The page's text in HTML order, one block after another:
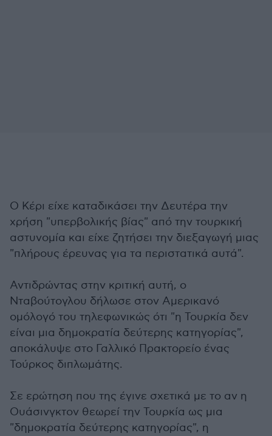
Ο Κέρι είχε καταδικάσει την Δευτέρα την
χρήση "υπερβολικής βίας" από την τουρκική
αστυνομία και είχε ζητήσει την διεξαγωγή μιας
"πλήρους έρευνας για τα περιστατικά αυτά".
Αντιδρώντας στην κριτική αυτή, ο
Νταβούτογλου δήλωσε στον Αμερικανό
ομόλογό του τηλεφωνικώς ότι "η Τουρκία δεν
είναι μια δημοκρατία δεύτερης κατηγορίας",
αποκάλυψε στο Γαλλικό Πρακτορείο ένας
Τούρκος διπλωμάτης.
Σε ερώτηση που της έγινε σχετικά με το αν η
Ουάσινγκτον θεωρεί την Τουρκία ως μια
"δημοκρατία δεύτερης κατηγορίας", η